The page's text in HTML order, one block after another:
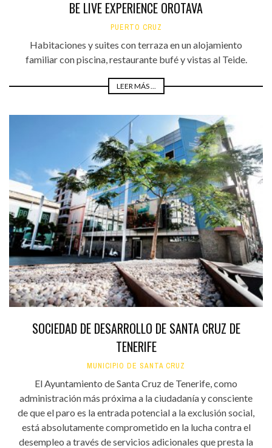
BE LIVE EXPERIENCE OROTAVA
PUERTO CRUZ
Habitaciones y suites con terraza en un alojamiento
familiar con piscina, restaurante bufé y vistas al Teide.
LEER MÁS ...
SOCIEDAD DE DESARROLLO DE SANTA CRUZ DE
TENERIFE
MUNICIPIO DE SANTA CRUZ
El Ayuntamiento de Santa Cruz de Tenerife, como
administración más próxima a la ciudadanía y consciente
de que el paro es la entrada potencial a la exclusión social,
está absolutamente comprometido en la lucha contra el
desempleo a través de servicios adicionales que presta la